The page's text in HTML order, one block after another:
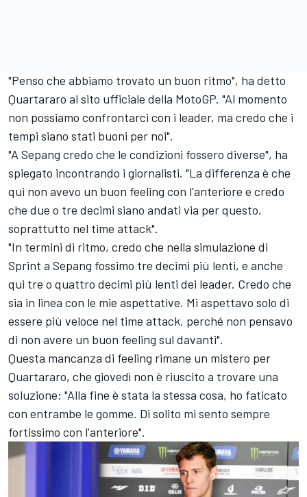
"Penso che abbiamo trovato un buon ritmo", ha detto
Quartararo al sito ufficiale della MotoGP. "Al momento
non possiamo confrontarci con i leader, ma credo che i
tempi siano stati buoni per noi".
"A Sepang credo che le condizioni fossero diverse", ha
spiegato incontrando i giornalisti. "La differenza è che
qui non avevo un buon feeling con l'anteriore e credo
che due o tre decimi siano andati via per questo,
soprattutto nel time attack".
"In termini di ritmo, credo che nella simulazione di
Sprint a Sepang fossimo tre decimi più lenti, e anche
qui tre o quattro decimi più lenti dei leader. Credo che
sia in linea con le mie aspettative. Mi aspettavo solo di
essere più veloce nel time attack, perché non pensavo
di non avere un buon feeling sul davanti".
Questa mancanza di feeling rimane un mistero per
Quartararo, che giovedì non è riuscito a trovare una
soluzione: "Alla fine è stata la stessa cosa, ho faticato
con entrambe le gomme. Di solito mi sento sempre
fortissimo con l'anteriore".